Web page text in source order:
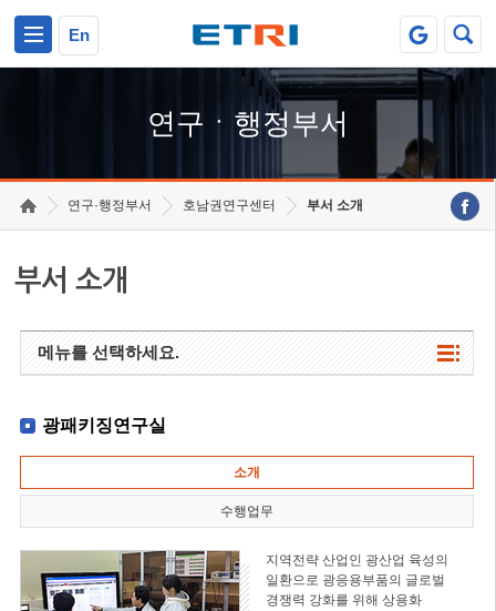
En
연구ㆍ행정부서
연구·행정부서 호남권연구센터 부서 소개
부서 소개
메뉴를 선택하세요.
광패키징연구실
소개
수행업무
지역전략 산업인 광산업 육성의
일환으로 광응용부품의 글로벌
경쟁력 강화를 위해 상용화